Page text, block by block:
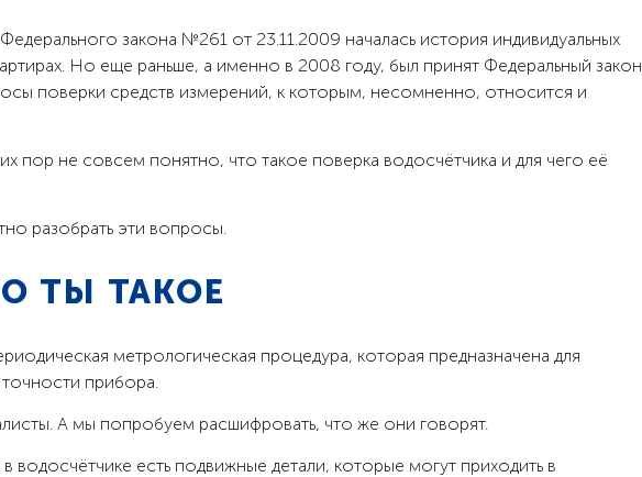
закона №261 от 23.11.2009 началась история индивидуальных
Но еще раньше, а именно в 2008 году, был принят Федеральный закон
поверки средств измерений, к которым, несомненно, относится и
пор не совсем понятно, что такое поверка водосчётчика и для чего её
разобрать эти вопросы.
ТЫ ТАКОЕ
метрологическая процедура, которая предназначена для
прибора.
А мы попробуем расшифровать, что же они говорят.
водосчётчике есть подвижные детали, которые могут приходить в